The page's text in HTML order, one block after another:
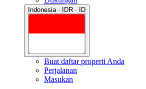
Indonesia · IDR · ID
Buat daftar properti Anda
Perjalanan
Masukan